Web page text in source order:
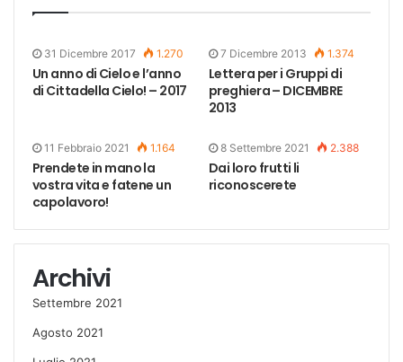
31 Dicembre 2017 1.270
Un anno di Cielo e l’anno
di Cittadella Cielo! – 2017
7 Dicembre 2013 1.374
Lettera per i Gruppi di
preghiera – DICEMBRE
2013
11 Febbraio 2021 1.164
Prendete in mano la
vostra vita e fatene un
capolavoro!
8 Settembre 2021 2.388
Dai loro frutti li
riconoscerete
Archivi
Settembre 2021
Agosto 2021